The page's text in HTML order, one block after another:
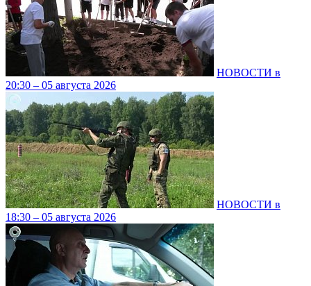
НОВОСТИ в
20:30 – 05 августа 2026
НОВОСТИ в
18:30 – 05 августа 2026